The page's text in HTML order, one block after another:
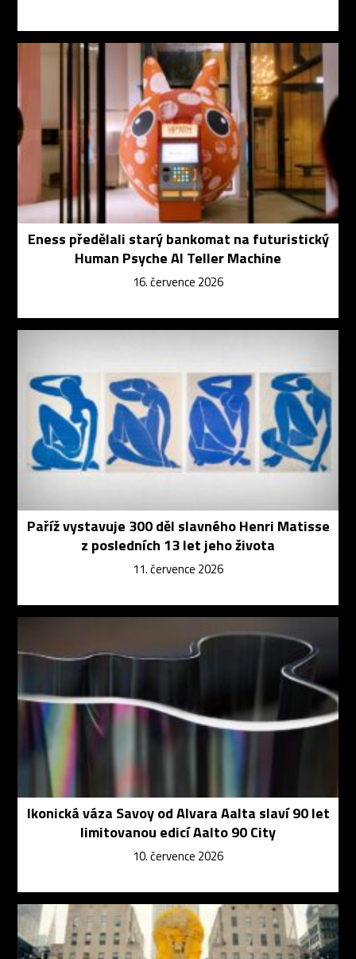
Eness předělali starý bankomat na futuristický
Human Psyche AI Teller Machine
16. července 2026
Paříž vystavuje 300 děl slavného Henri Matisse
z posledních 13 let jeho života
11. července 2026
Ikonická váza Savoy od Alvara Aalta slaví 90 let
limitovanou edicí Aalto 90 City
10. července 2026